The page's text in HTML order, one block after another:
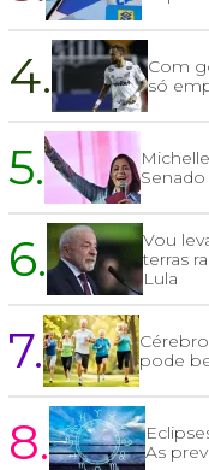
4.
Com
só
5.
6.
Vou
terras
Lula
7.
pode
8.
As